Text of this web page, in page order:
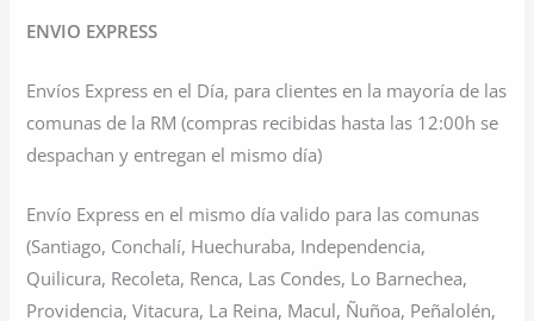
ENVIO EXPRESS
Envíos Express en el Día, para clientes en la mayoría de las
comunas de la RM (compras recibidas hasta las 12:00h se
despachan y entregan el mismo día)
Envío Express en el mismo día valido para las comunas
(Santiago, Conchalí, Huechuraba, Independencia,
Quilicura, Recoleta, Renca, Las Condes, Lo Barnechea,
Providencia, Vitacura, La Reina, Macul, Ñuñoa, Peñalolén,